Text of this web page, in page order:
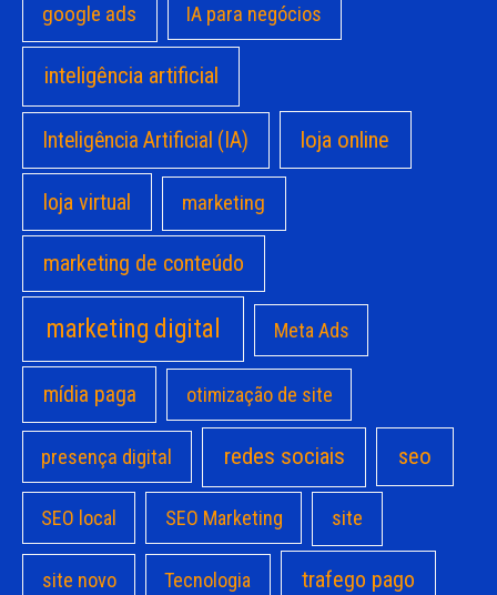
google ads IA para negócios
inteligência artificial
Inteligência Artificial (IA) loja online
loja virtual marketing
marketing de conteúdo
marketing digital Meta Ads
mídia paga otimização de site
presença digital redes sociais seo
SEO local SEO Marketing site
site novo Tecnologia trafego pago